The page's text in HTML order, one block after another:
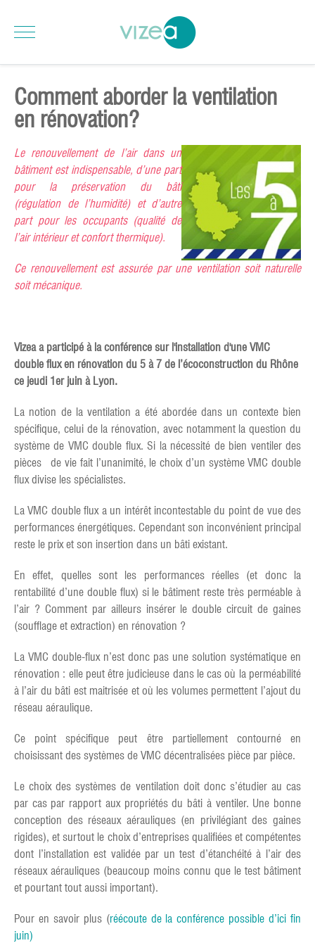
Comment aborder la ventilation
en rénovation?
Le renouvellement de l’air dans un
bâtiment est indispensable, d’une part
pour la préservation du bâti
(régulation de l’humidité) et d’autre
part pour les occupants (qualité de
l’air intérieur et confort thermique).
Ce renouvellement est assurée par une ventilation soit naturelle
soit mécanique.
Vizea a participé à la conférence sur l'installation d'une VMC
double flux en rénovation du 5 à 7 de l’écoconstruction du Rhône
ce jeudi 1er juin à Lyon.
La notion de la ventilation a été abordée dans un contexte bien
spécifique, celui de la rénovation, avec notamment la question du
système de VMC double flux. Si la nécessité de bien ventiler des
pièces de vie fait l’unanimité, le choix d’un système VMC double
flux divise les spécialistes.
La VMC double flux a un intérêt incontestable du point de vue des
performances énergétiques. Cependant son inconvénient principal
reste le prix et son insertion dans un bâti existant.
En effet, quelles sont les performances réelles (et donc la
rentabilité d’une double flux) si le bâtiment reste très perméable à
l’air ? Comment par ailleurs insérer le double circuit de gaines
(soufflage et extraction) en rénovation ?
La VMC double-flux n’est donc pas une solution systématique en
rénovation : elle peut être judicieuse dans le cas où la perméabilité
à l’air du bâti est maitrisée et où les volumes permettent l’ajout du
réseau aéraulique.
Ce point spécifique peut être partiellement contourné en
choisissant des systèmes de VMC décentralisées pièce par pièce.
Le choix des systèmes de ventilation doit donc s’étudier au cas
par cas par rapport aux propriétés du bâti à ventiler. Une bonne
conception des réseaux aérauliques (en privilégiant des gaines
rigides), et surtout le choix d’entreprises qualifiées et compétentes
dont l’installation est validée par un test d’étanchéité à l’air des
réseaux aérauliques (beaucoup moins connu que le test bâtiment
et pourtant tout aussi important).
Pour en savoir plus (réécoute de la conférence possible d’ici fin
juin)